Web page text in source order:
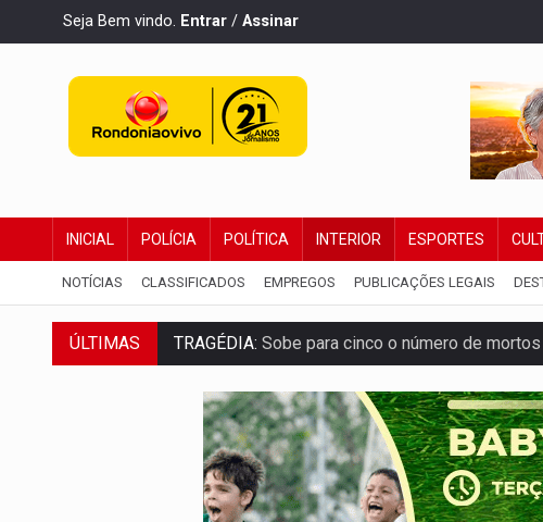
Seja Bem vindo. Entrar / Assinar
INICIAL POLÍCIA POLÍTICA INTERIOR ESPORTES
NOTÍCIAS CLASSIFICADOS EMPREGOS PUBLICAÇÕES LEGAIS
ÚLTIMAS TRAGÉDIA: Sobe para cinco o número de
TRANSPORTE DE ARROZ:MPF assegura
DEEPFAKE:Sancionada lei contra violência
COLEGIADO:Brasil e Rússia discutem energia
URGENTE:Colisão entre caminhão e carro deixa